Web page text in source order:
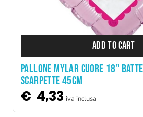
ADD TO CART
PALLONE MYLAR CUORE 18"
SCARPETTE 45CM
€ 4,33 iva inclusa